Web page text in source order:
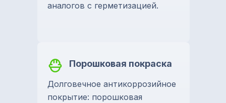
аналогов с герметизацией.
Порошковая покраска
Долговечное антикоррозийное
покрытие: порошковая